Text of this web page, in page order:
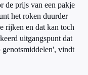
de prijs van een pakje
het roken duurder
rijken en dat kan toch
uitgangspunt dat
genotsmiddelen', vindt